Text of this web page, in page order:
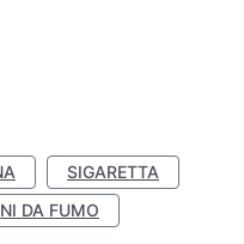
SIGARETTA
DA FUMO